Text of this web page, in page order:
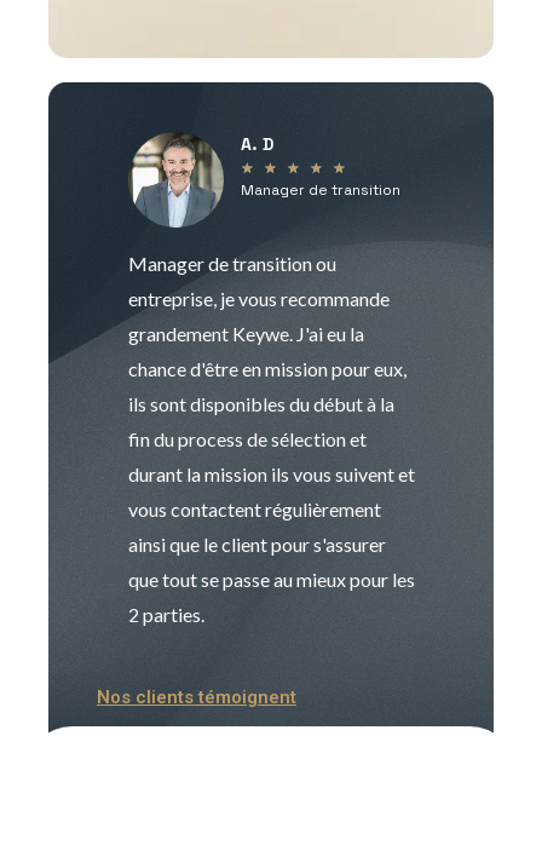
A. D
★ ★ ★ ★ ★
Manager de transition
Manager de transition ou
entreprise, je vous recommande
grandement Keywe. J'ai eu la
chance d'être en mission pour eux,
ils sont disponibles du début à la
fin du process de sélection et
durant la mission ils vous suivent et
vous contactent régulièrement
ainsi que le client pour s'assurer
que tout se passe au mieux pour les
2 parties.
Nos clients témoignent